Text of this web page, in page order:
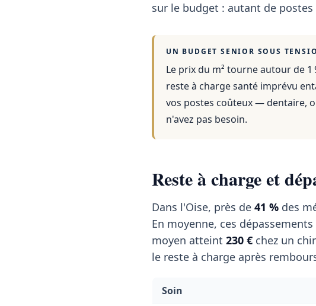
sur le budget : autant de
UN BUDGET SENIOR SOUS
Le prix du m² tourne autour de 1
reste à charge santé imprévu
vos postes coûteux — dentaire,
n'avez pas besoin.
Reste à charge et
Dans l'Oise, près de 41 % des
En moyenne, ces
moyen atteint 230 € chez un
le reste à charge après
Soin